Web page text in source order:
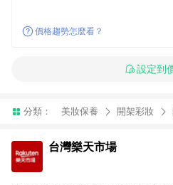
價格趨勢怎麼看？
設定到
分類： 美妝保養 開架彩妝
台灣樂天市場